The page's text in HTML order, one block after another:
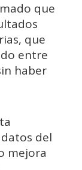
que
que
entre
haber
del
mejora